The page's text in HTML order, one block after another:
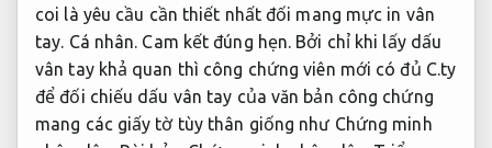
coi là yêu cầu cần thiết nhất đối mang mực in vân
tay. Cá nhân. Cam kết đúng hẹn. Bởi chỉ khi lấy dấu
vân tay khả quan thì công chứng viên mới có đủ C.ty
để đối chiếu dấu vân tay của văn bản công chứng
mang các giấy tờ tùy thân giống như Chứng minh